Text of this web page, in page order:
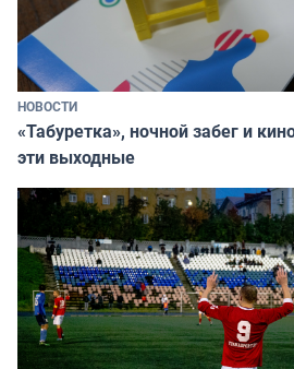
НОВОСТИ
«Табуретка», ночной забег и
эти выходные